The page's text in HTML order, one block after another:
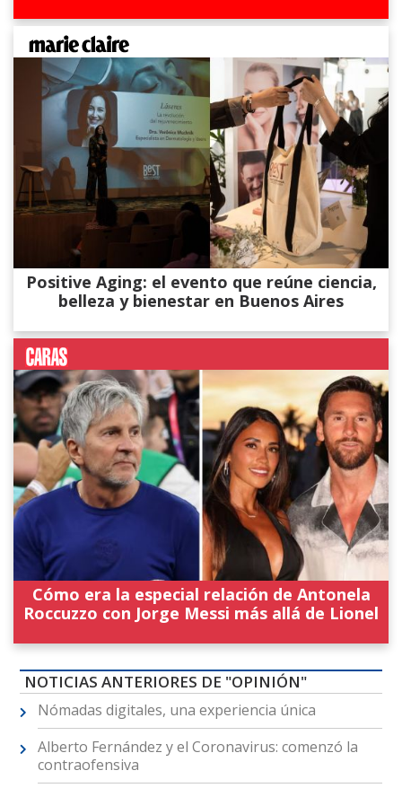
Positive Aging: el evento que reúne ciencia,
belleza y bienestar en Buenos Aires
Cómo era la especial relación de Antonela
Roccuzzo con Jorge Messi más allá de Lionel
NOTICIAS ANTERIORES DE "OPINIÓN"
Nómadas digitales, una experiencia única
Alberto Fernández y el Coronavirus: comenzó la
contraofensiva